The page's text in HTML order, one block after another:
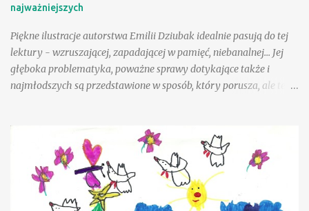
Co nadawano w brzozowym gaju? I kto jest głupi? … :) fragm.
Cuda i dziwy - Wielka księga...
najważniejszych
Piękne ilustracje autorstwa Emilii Dziubak idealnie pasują do tej
lektury - wzruszającej, zapadającej w pamięć, niebanalnej... Jej
głęboka problematyka, poważne sprawy dotykające także i
najmłodszych są przedstawione w sposób, który porusza, ale też i
swojej biblioteczce. Andzia - bohaterka książki - była wyjątkowo
szczęśliwą dziewczynką, a wielka w tym zasługa taty, a choć był
jej tak bliski, to paradoksalnie teraz lepiej sobie poradzić w tej
trudnej sytuacji, gdy tak drogiej osoby zabrakło - przeciwnie niż
jej mama. Andzia zauważa, że mama czasem zachowuje się tak, "